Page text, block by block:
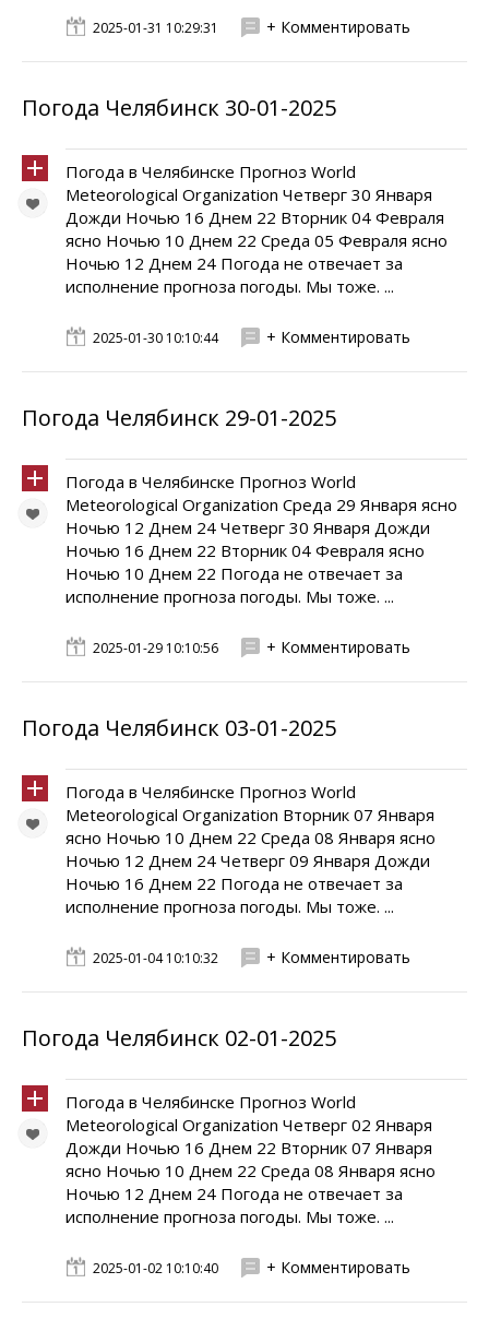
2025-01-31 10:29:31 + Комментировать
Погода Челябинск 30-01-2025
Погода в Челябинске Прогноз World
Meteorological Organization Четверг 30 Января
Дожди Ночью 16 Днем 22 Вторник 04 Февраля
ясно Ночью 10 Днем 22 Среда 05 Февраля ясно
Ночью 12 Днем 24 Погода не отвечает за
исполнение прогноза погоды. Мы тоже. ...
2025-01-30 10:10:44 + Комментировать
Погода Челябинск 29-01-2025
Погода в Челябинске Прогноз World
Meteorological Organization Среда 29 Января ясно
Ночью 12 Днем 24 Четверг 30 Января Дожди
Ночью 16 Днем 22 Вторник 04 Февраля ясно
Ночью 10 Днем 22 Погода не отвечает за
исполнение прогноза погоды. Мы тоже. ...
2025-01-29 10:10:56 + Комментировать
Погода Челябинск 03-01-2025
Погода в Челябинске Прогноз World
Meteorological Organization Вторник 07 Января
ясно Ночью 10 Днем 22 Среда 08 Января ясно
Ночью 12 Днем 24 Четверг 09 Января Дожди
Ночью 16 Днем 22 Погода не отвечает за
исполнение прогноза погоды. Мы тоже. ...
2025-01-04 10:10:32 + Комментировать
Погода Челябинск 02-01-2025
Погода в Челябинске Прогноз World
Meteorological Organization Четверг 02 Января
Дожди Ночью 16 Днем 22 Вторник 07 Января
ясно Ночью 10 Днем 22 Среда 08 Января ясно
Ночью 12 Днем 24 Погода не отвечает за
исполнение прогноза погоды. Мы тоже. ...
2025-01-02 10:10:40 + Комментировать